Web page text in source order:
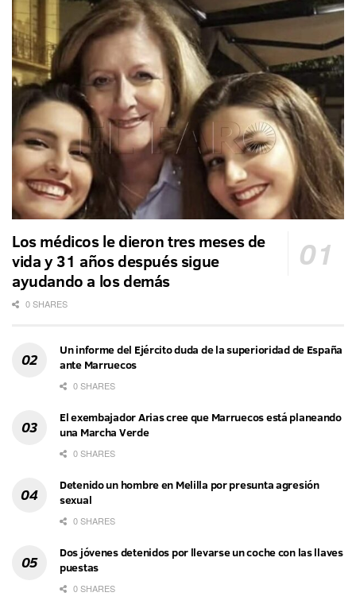
Los médicos le dieron tres meses de
vida y 31 años después sigue
ayudando a los demás
0 SHARES
Un informe del Ejército duda de la superioridad de España
ante Marruecos
0 SHARES
El exembajador Arias cree que Marruecos está planeando
una Marcha Verde
0 SHARES
Detenido un hombre en Melilla por presunta agresión
sexual
0 SHARES
Dos jóvenes detenidos por llevarse un coche con las llaves
puestas
0 SHARES